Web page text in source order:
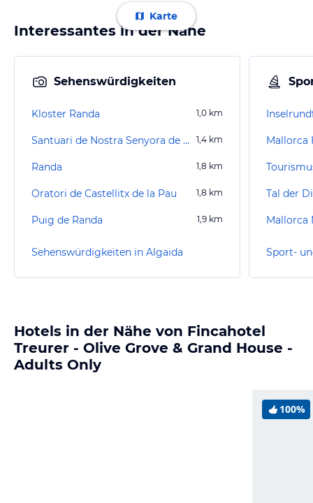
Karte
Interessantes in der Nähe
Sehenswürdigkeiten
Kloster Randa 1,0 km
Santuari de Nostra Senyora de Gracia 1,4 km
Randa 1,8 km
Oratori de Castellitx de la Pau 1,8 km
Puig de Randa 1,9 km
Sehenswürdigkeiten in Algaida
Mallorca
Tal der
Sport-
Hotels in der Nähe von Fincahotel
Treurer - Olive Grove & Grand House -
Adults Only
100%